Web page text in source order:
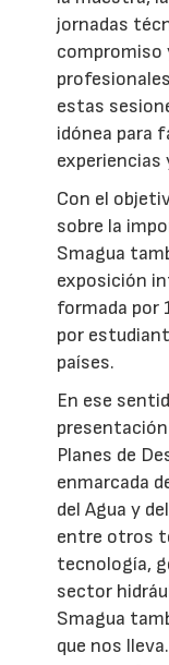
jornadas
compromiso
estas
idónea para
Con el
sobre la
Smagua
exposición
formada por
por
países.
En ese
Planes de
enmarcada
del Agua y
entre otros
tecnología,
sector
Smagua
que nos